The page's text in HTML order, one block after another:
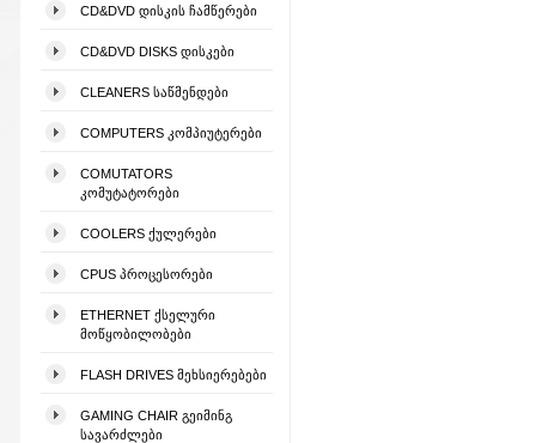
CD&DVD ᲓᲘᲡᲙᲘᲡ ᲩᲐᲛᲬᲔᲠᲔᲑᲘ
CD&DVD DISKS ᲓᲘᲡᲙᲔᲑᲘ
CLEANERS ᲡᲐᲬᲛᲔᲜᲓᲔᲑᲘ
COMPUTERS ᲙᲝᲛᲞᲘᲣᲢᲔᲠᲔᲑᲘ
COMUTATORS
ᲙᲝᲛᲣᲢᲐᲢᲝᲠᲔᲑᲘ
COOLERS ᲥᲣᲚᲔᲠᲔᲑᲘ
CPUS ᲞᲠᲝᲪᲔᲡᲝᲠᲔᲑᲘ
ETHERNET ᲥᲡᲔᲚᲣᲠᲘ
ᲛᲝᲬᲧᲝᲑᲘᲚᲝᲑᲔᲑᲘ
FLASH DRIVES ᲛᲔᲮᲡᲘᲔᲠᲔᲑᲔᲑᲘ
GAMING CHAIR ᲒᲔᲘᲛᲘᲜᲒ
ᲡᲐᲕᲐᲠᲫᲚᲔᲑᲘ